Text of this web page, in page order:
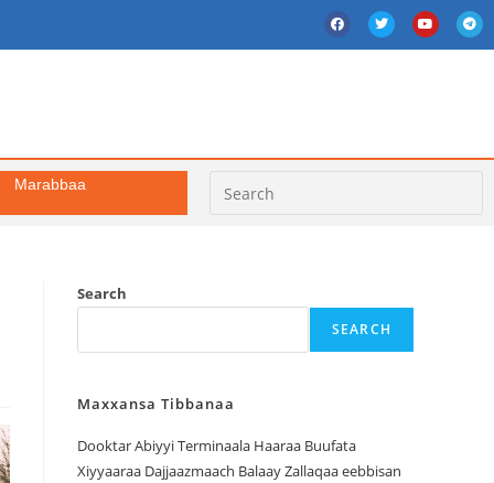
Marabbaa
Search
SEARCH
Maxxansa Tibbanaa
Dooktar Abiyyi Terminaala Haaraa Buufata
Xiyyaaraa Dajjaazmaach Balaay Zallaqaa eebbisan